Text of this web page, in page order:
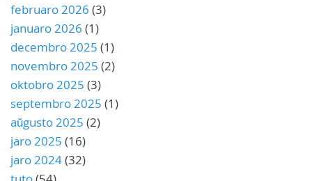
februaro 2026 (3)
januaro 2026 (1)
decembro 2025 (1)
novembro 2025 (2)
oktobro 2025 (3)
septembro 2025 (1)
aŭgusto 2025 (2)
jaro 2025 (16)
jaro 2024(32)